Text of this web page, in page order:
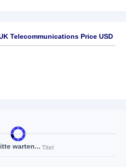
Telecommunications Price USD
warten... Titel